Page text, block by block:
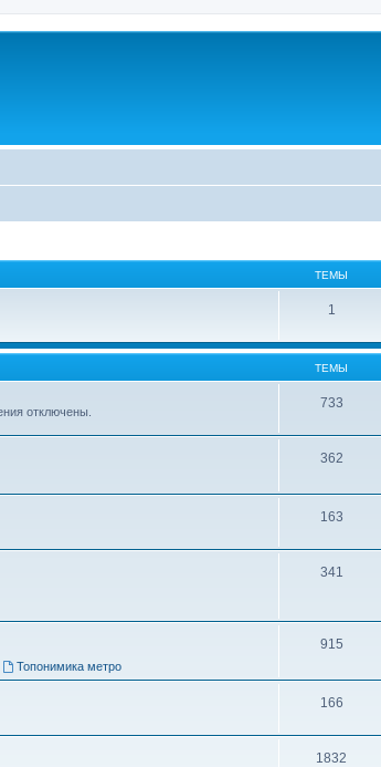
ТЕМЫ
1
ТЕМЫ
отключены.
733
362
163
341
Топонимика метро
915
166
1832